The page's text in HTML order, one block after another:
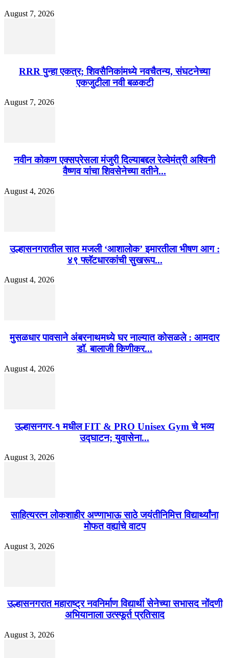
August 7, 2026
RRR पुन्हा एकत्र; शिवसैनिकांमध्ये नवचैतन्य, संघटनेच्या
एकजुटीला नवी बळकटी
August 7, 2026
नवीन कोकण एक्सप्रेसला मंजुरी दिल्याबद्दल रेल्वेमंत्री अश्विनी
वैष्णव यांचा शिवसेनेच्या वतीने...
August 4, 2026
उल्हासनगरातील सात मजली ‘आशालोक’ इमारतीला भीषण आग :
४९ फ्लॅटधारकांची सुखरूप...
August 4, 2026
मुसळधार पावसाने अंबरनाथमध्ये घर नाल्यात कोसळले : आमदार
डॉ. बालाजी किणीकर...
August 4, 2026
उल्हासनगर-१ मधील FIT & PRO Unisex Gym चे भव्य
उद्घाटन; युवासेना...
August 3, 2026
साहित्यरत्न लोकशाहीर अण्णाभाऊ साठे जयंतीनिमित्त विद्यार्थ्यांना
मोफत वह्यांचे वाटप
August 3, 2026
उल्हासनगरात महाराष्ट्र नवनिर्माण विद्यार्थी सेनेच्या सभासद नोंदणी
अभियानाला उत्स्फूर्त प्रतिसाद
August 3, 2026